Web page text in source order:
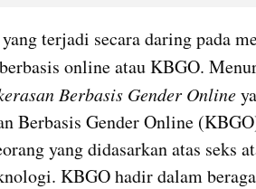
terjadi secara daring pada
online atau KBGO.
Berbasis Gender Online
Berbasis Gender Online
yang didasarkan atas seks
KBGO hadir dalam